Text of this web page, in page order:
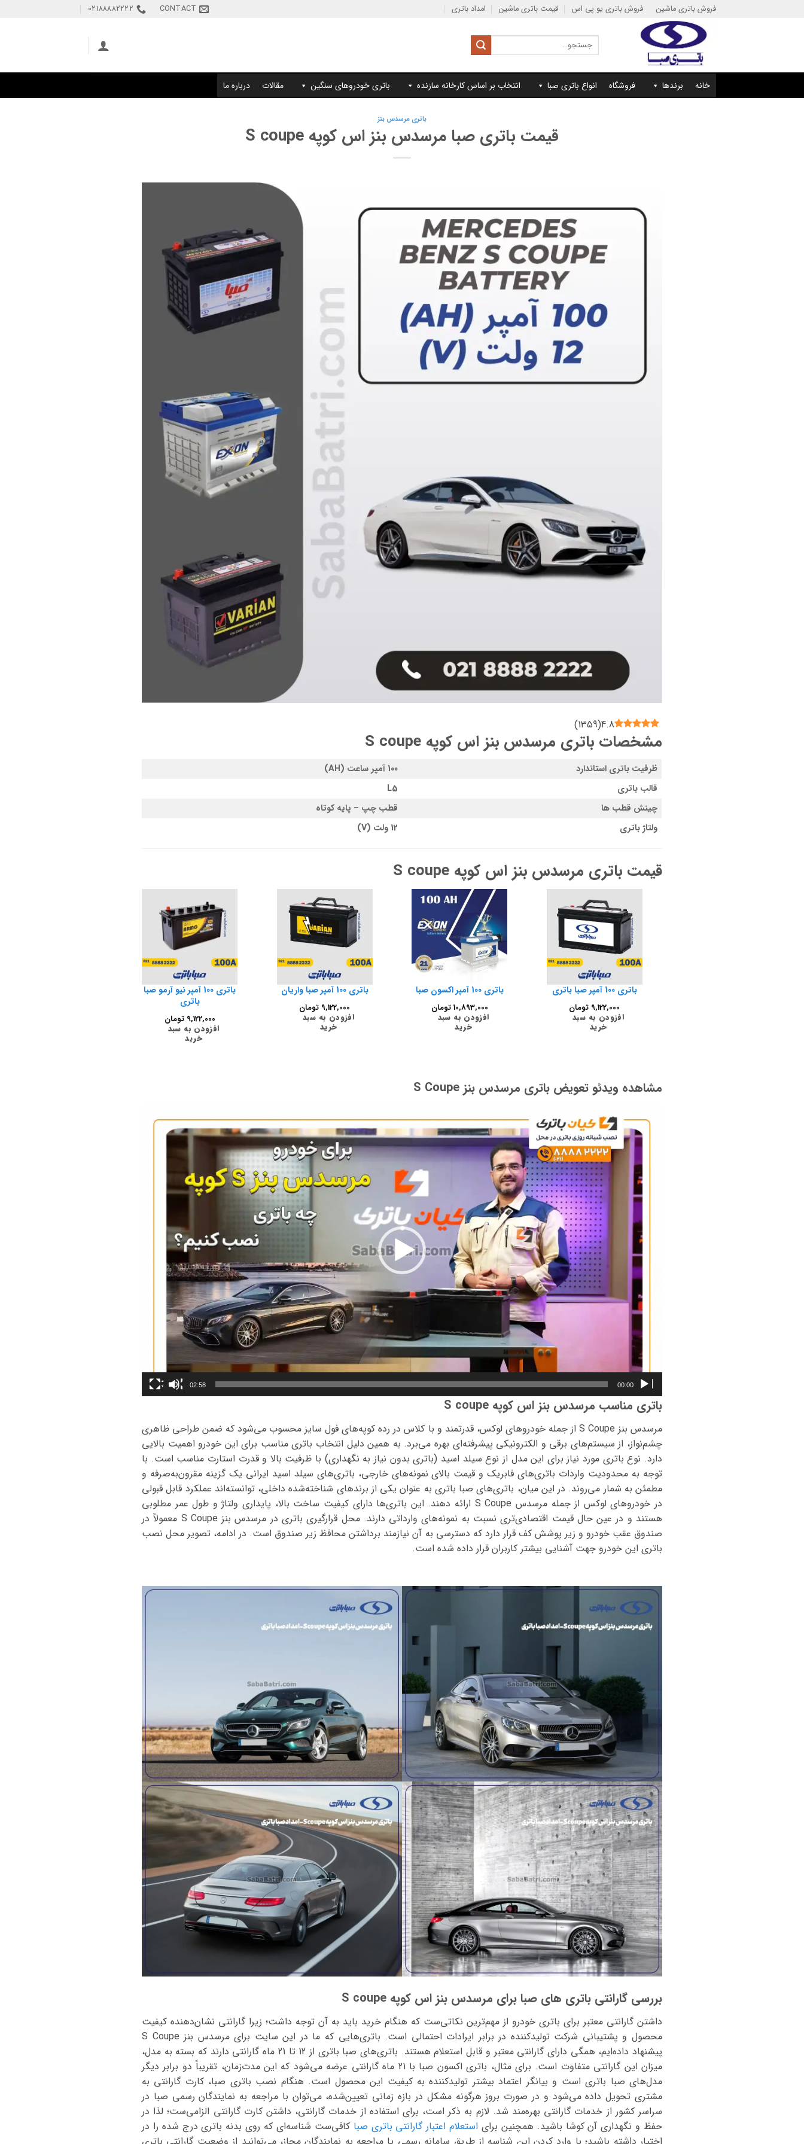
فروش باتری ماشین فروش باتری یو پی اس قیمت باتری ماشین امداد باتری CONTACT
02188882222
جستجو
برای:
خانه برندها فروشگاه انواع باتری صبا انتخاب بر اساس کارخانه سازنده باتری خودروهای سنگین مقالات درباره ما
باتری مرسدس بنز
قیمت باتری صبا مرسدس بنز اس کوپه S coupe
4.8
(
1359
)
مشخصات باتری مرسدس بنز اس کوپه S coupe
ظرفیت باتری استاندارد
100 آمپر ساعت (AH)
قالب باتری
L5
چینش قطب ها
قطب چپ – پایه کوتاه
ولتاژ باتری
12 ولت (V)
قیمت باتری مرسدس بنز اس کوپه S coupe
باتری 100 آمپر صبا باتری
9,122,000 تومان
افزودن به سبد
خرید
باتری 100 آمپر اکسون صبا
10,893,000 تومان
افزودن به سبد
خرید
باتری 100 آمپر صبا واریان
9,122,000 تومان
افزودن به سبد
خرید
باتری 100 آمپر نیو آرمو صبا
باتری
9,122,000 تومان
افزودن به سبد
خرید
مشاهده ویدئو تعویض باتری مرسدس بنز S Coupe
ویدیو
00:00
02:58
باتری مناسب مرسدس بنز اس کوپه S coupe
مرسدس بنز S Coupe از جمله خودروهای لوکس، قدرتمند و با کلاس در رده کوپه‌های فول سایز محسوب می‌شود که ضمن طراحی ظاهری
چشم‌نواز، از سیستم‌های برقی و الکترونیکی پیشرفته‌ای بهره می‌برد. به همین دلیل انتخاب باتری مناسب برای این خودرو اهمیت بالایی
دارد. نوع باتری مورد نیاز برای این مدل از نوع سیلد اسید (باتری بدون نیاز به نگهداری) با ظرفیت بالا و قدرت استارت مناسب است. با
توجه به محدودیت واردات باتری‌های فابریک و قیمت بالای نمونه‌های خارجی، باتری‌های سیلد اسید ایرانی یک گزینه مقرون‌به‌صرفه و
مطمئن به شمار می‌روند. در این میان، باتری‌های صبا باتری به عنوان یکی از برندهای شناخته‌شده داخلی، توانسته‌اند عملکرد قابل قبولی
در خودروهای لوکس از جمله مرسدس S Coupe ارائه دهند. این باتری‌ها دارای کیفیت ساخت بالا، پایداری ولتاژ و طول عمر مطلوبی
هستند و در عین حال قیمت اقتصادی‌تری نسبت به نمونه‌های وارداتی دارند. محل قرارگیری باتری در مرسدس بنز S Coupe معمولاً در
صندوق عقب خودرو و زیر پوشش کف قرار دارد که دسترسی به آن نیازمند برداشتن محافظ زیر صندوق است. در ادامه، تصویر محل نصب
باتری این خودرو جهت آشنایی بیشتر کاربران قرار داده شده است.
بررسی گارانتی باتری های صبا برای مرسدس بنز اس کوپه S coupe
داشتن گارانتی معتبر برای باتری خودرو از مهم‌ترین نکاتی‌ست که هنگام خرید باید به آن توجه داشت؛ زیرا گارانتی نشان‌دهنده کیفیت
محصول و پشتیبانی شرکت تولیدکننده در برابر ایرادات احتمالی است. باتری‌هایی که ما در این سایت برای مرسدس بنز S Coupe
پیشنهاد داده‌ایم، همگی دارای گارانتی معتبر و قابل استعلام هستند. باتری‌های صبا باتری از 12 تا 21 ماه گارانتی دارند که بسته به مدل،
میزان این گارانتی متفاوت است. برای مثال، باتری اکسون صبا با 21 ماه گارانتی عرضه می‌شود که این مدت‌زمان، تقریباً دو برابر دیگر
مدل‌های صبا باتری است و بیانگر اعتماد بیشتر تولیدکننده به کیفیت این محصول است. هنگام نصب باتری صبا، کارت گارانتی به
مشتری تحویل داده می‌شود و در صورت بروز هرگونه مشکل در بازه زمانی تعیین‌شده، می‌توان با مراجعه به نمایندگان رسمی صبا در
سراسر کشور از خدمات گارانتی بهره‌مند شد. لازم به ذکر است، برای استفاده از خدمات گارانتی، داشتن کارت گارانتی الزامی‌ست؛ لذا در
حفظ و نگهداری آن کوشا باشید. همچنین برای استعلام اعتبار گارانتی باتری صبا کافی‌ست شناسه‌ای که روی بدنه باتری درج شده را در